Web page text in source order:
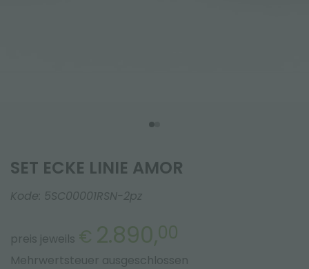
SET ECKE LINIE AMOR
Kode: 5SC00001RSN-2pz
preis jeweils € 2.890,00
Mehrwertsteuer ausgeschlossen